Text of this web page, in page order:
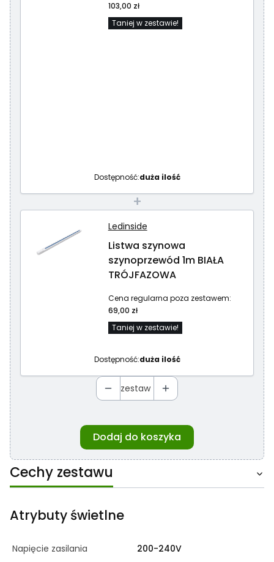
103,00 zł
Taniej w zestawie!
Dostępność:duża ilość
+
Ledinside
Listwa szynowa
szynoprzewód 1m BIAŁA
TRÓJFAZOWA
Cena regularna poza zestawem:
69,00 zł
Taniej w zestawie!
Dostępność:duża ilość
zestaw
Dodaj do koszyka
Cechy zestawu
Atrybuty świetlne
Napięcie zasilania 200-240V